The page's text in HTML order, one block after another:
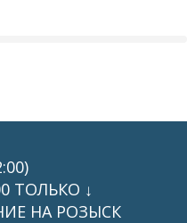
ТОЛЬКО ↓
НА РОЗЫСК